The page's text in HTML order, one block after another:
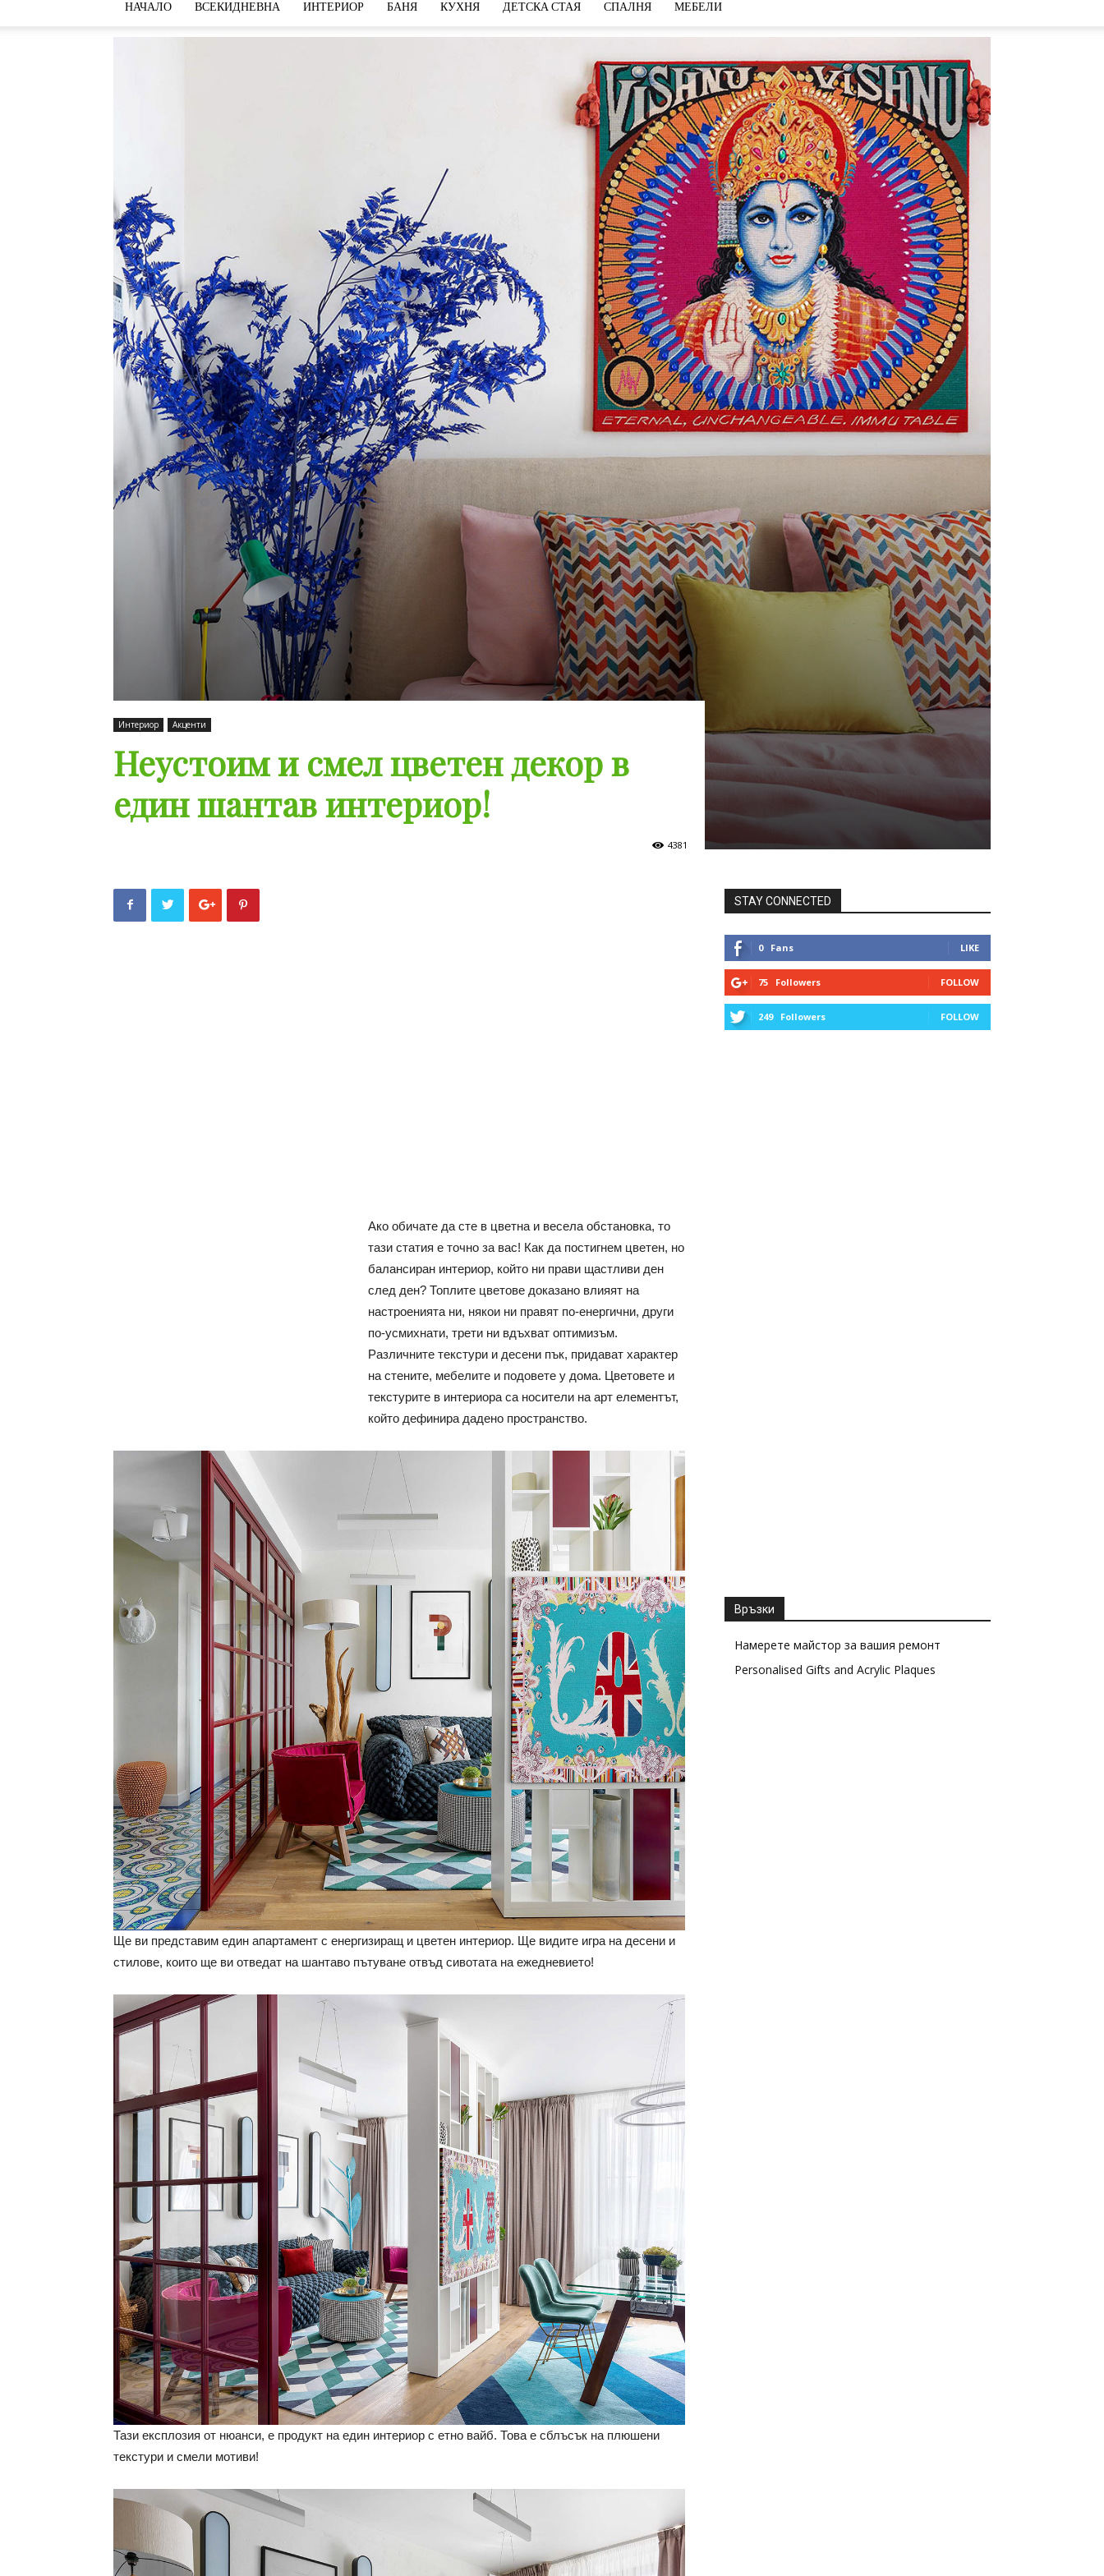
НАЧАЛО ВСЕКИДНЕВНА ИНТЕРИОР БАНЯ КУХНЯ ДЕТСКА СТАЯ СПАЛНЯ МЕБЕЛИ
Интериор Акценти
Неустоим и смел цветен декор в
един шантав интериор!
4381
Ако обичате да сте в цветна и весела обстановка, то
тази статия е точно за вас! Как да постигнем цветен, но
балансиран интериор, който ни прави щастливи ден
след ден? Топлите цветове доказано влияят на
настроенията ни, някои ни правят по-енергични, други
по-усмихнати, трети ни вдъхват оптимизъм.
Различните текстури и десени пък, придават характер
на стените, мебелите и подовете у дома. Цветовете и
текстурите в интериора са носители на арт елементът,
който дефинира дадено пространство.
Ще ви представим един апартамент с енергизиращ и цветен интериор. Ще видите игра на десени и
стилове, които ще ви отведат на шантаво пътуване отвъд сивотата на ежедневието!
Тази експлозия от нюанси, е продукт на един интериор с етно вайб. Това е сблъсък на плюшени
текстури и смели мотиви!
STAY CONNECTED
0 Fans LIKE
75 Followers FOLLOW
249 Followers FOLLOW
Връзки
Намерете майстор за вашия ремонт
Personalised Gifts and Acrylic Plaques